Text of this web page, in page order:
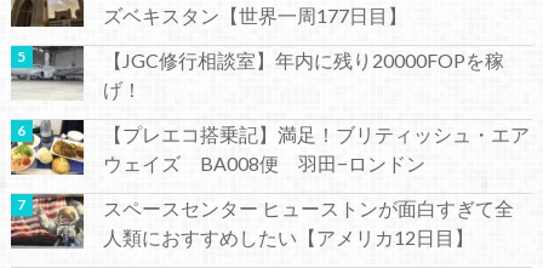
ズベキスタン【世界一周177日目】
【JGC修行相談室】年内に残り20000FOPを稼
げ！
【プレエコ搭乗記】満足！ブリティッシュ・エア
ウェイズ BA008便 羽田−ロンドン
スペースセンター ヒューストンが面白すぎて全
人類におすすめしたい【アメリカ12日目】